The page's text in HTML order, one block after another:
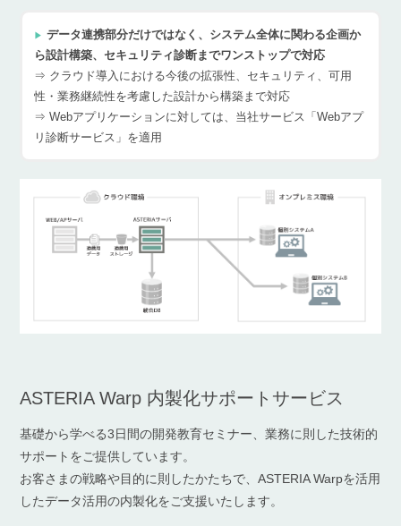
データ連携部分だけではなく、システム全体に関わる企画か
ら設計構築、セキュリティ診断までワンストップで対応
⇒ クラウド導入における今後の拡張性、セキュリティ、可用
性・業務継続性を考慮した設計から構築まで対応
⇒ Webアプリケーションに対しては、当社サービス「Webアプ
リ診断サービス」を適用
ASTERIA Warp 内製化サポートサービス
基礎から学べる3日間の開発教育セミナー、業務に則した技術的
サポートをご提供しています。
お客さまの戦略や目的に則したかたちで、ASTERIA Warpを活用
したデータ活用の内製化をご支援いたします。